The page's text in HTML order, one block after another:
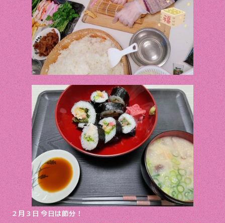
２月３日 今日は節分！